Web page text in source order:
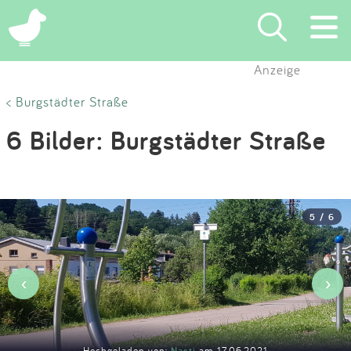
×
Eintragen
Blog
Partner
Kontakt
Anzeige
< Burgstädter Straße
6 Bilder: Burgstädter Straße
5 / 6
‹ ›